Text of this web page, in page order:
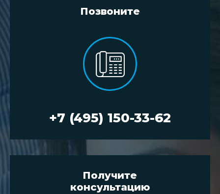
Позвоните
+7 (495) 150-33-62
Получите
консультацию